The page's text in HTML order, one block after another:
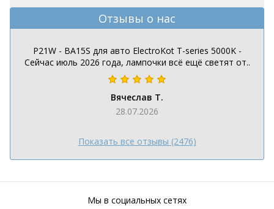
Отзывы о нас
P21W - BA15S для авто ElectroKot T-series 5000K -
Сейчас июль 2026 года, лампочки всё ещё светят от..
Вячеслав Т.
28.07.2026
Показать все отзывы (2476)
Мы в социальных сетях